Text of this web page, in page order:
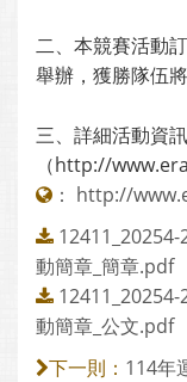
二、本競賽活動
舉辦，獲勝隊伍
三、詳細活動資
（http://
： http://
12411_20254-
動簡章_簡章.pdf
12411_20254-
動簡章_公文.pdf
下一則： 114年